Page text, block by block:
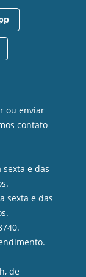
ou enviar
contato
e das
sexta e das
de